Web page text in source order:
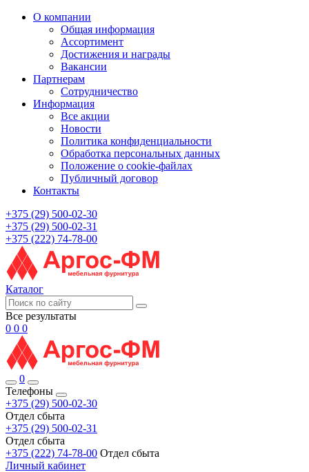
О компании
Общая информация
Ассортимент
Достижения и награды
Вакансии
Партнерам
Сотрудничество
Информация
Все акции
Новости
Политика конфиденциальности
Обработка персональных данных
Положение о cookie-файлах
Публичный договор
Контакты
+375 (29) 500-02-30
+375 (29) 500-02-31
+375 (222) 74-78-00
Каталог
Все результаты
0 0 0
0
Телефоны
+375 (29) 500-02-30
Отдел сбыта
+375 (29) 500-02-31
Отдел сбыта
+375 (222) 74-78-00 Отдел сбыта
Личный кабинет